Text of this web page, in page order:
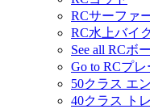
RCサーファ
RC水上バイ
See all RCボ
Go to RCプレ
50クラス エ
40クラス ト